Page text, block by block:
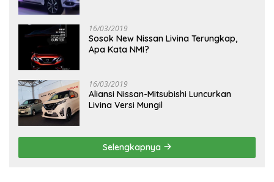
16/03/2019
Sosok New Nissan Livina Terungkap,
Apa Kata NMI?
16/03/2019
Aliansi Nissan-Mitsubishi Luncurkan
Livina Versi Mungil
Selengkapnya